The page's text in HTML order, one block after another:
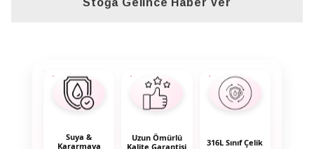
Stoğa Gelince Haber Ver
Suya &
Kararmaya
Uzun Ömürlü
Kalite Garantisi
316L Sınıf Çelik